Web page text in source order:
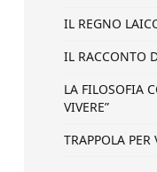
IL REGNO
IL RACCONTO
LA FILOSOFIA
VIVERE”
TRAPPOLA PER